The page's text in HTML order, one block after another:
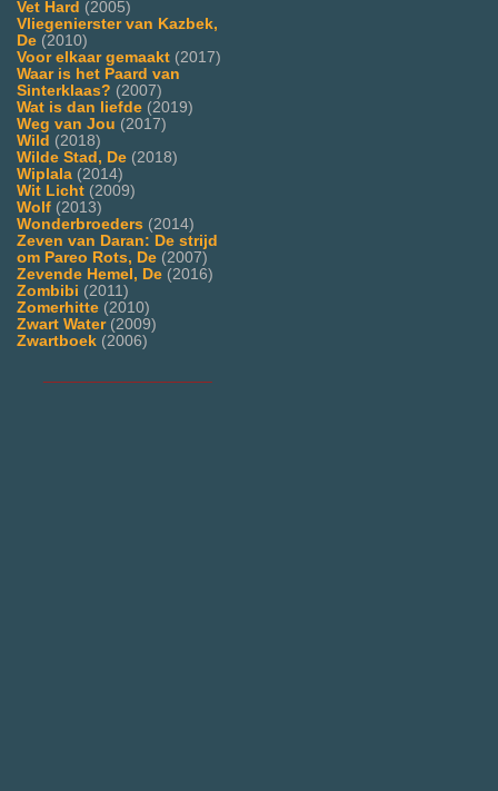
Vet Hard (2005)
Vliegenierster van Kazbek,
De (2010)
Voor elkaar gemaakt (2017)
Waar is het Paard van
Sinterklaas? (2007)
Wat is dan liefde (2019)
Weg van Jou (2017)
Wild (2018)
Wilde Stad, De (2018)
Wiplala (2014)
Wit Licht (2009)
Wolf (2013)
Wonderbroeders (2014)
Zeven van Daran: De strijd
om Pareo Rots, De (2007)
Zevende Hemel, De (2016)
Zombibi (2011)
Zomerhitte (2010)
Zwart Water(2009)
Zwartboek (2006)